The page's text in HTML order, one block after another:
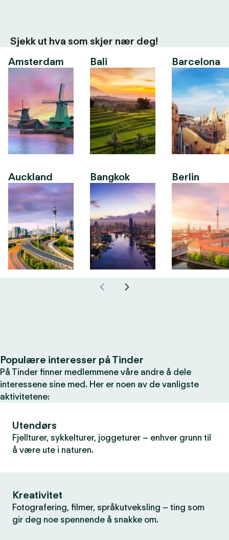
Sjekk ut hva som skjer nær deg!
Amsterdam
Auckland
Bali
Bangkok
Barcelona
Berlin
Populære interesser på Tinder
På Tinder finner medlemmene våre andre å dele
interessene sine med. Her er noen av de vanligste
aktivitetene:
Utendørs
Fjellturer, sykkelturer, joggeturer – enhver grunn til
å være ute i naturen.
Kreativitet
Fotografering, filmer, språkutveksling – ting som
gir deg noe spennende å snakke om.